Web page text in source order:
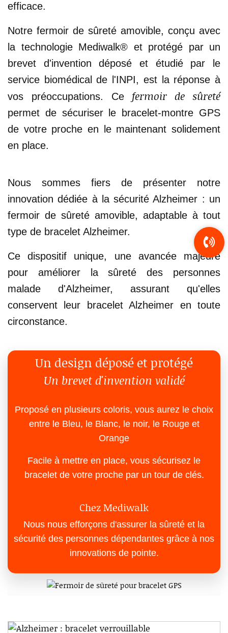
efficace.
Notre fermoir de sûreté amovible, conçu avec
la technologie Mediwalk® et protégé par un
brevet d'invention déposé et étudié par le
service biomédical de l'INPI, est la réponse à
vos préoccupations. Ce fermoir de sûreté
permet de sécuriser le bracelet-montre GPS
de votre proche en le maintenant solidement
en place.
Nous sommes fiers de présenter notre
innovation dédiée à la sécurité Alzheimer : un
fermoir de sûreté amovible, adaptable à tout
type de bracelet Alzheimer.
Ce dispositif unique, une avancée majeure
pour améliorer la sûreté des personnes
malade d'Alzheimer, assurant qu'elles
conservent leur bracelet Alzheimer en toute
circonstance.
Un design déposé et protégé
Un brevet d'invention validé
Proposé en plusieurs coloris, vous aurez le choix
entre le Bleu, le Blanc, le noir, le Rouge et
Orange
Facile à mettre en place, vous sécurisez le
bracelet de votre proche par un tour de clés.
Chez Mediwalk
Nous nous efforçons d'assurer la sûreté et la
sécurité des personnes dépendantes grâce à nos
innovations de pointe.